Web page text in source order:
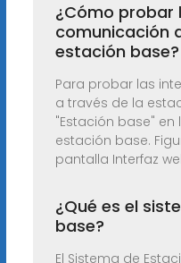
¿Cómo probar
comunicación
estación base?
Para probar las
a través de la
"Estación base" en
estación base.
pantalla Interfaz
¿Qué es el
base?
El Sistema de